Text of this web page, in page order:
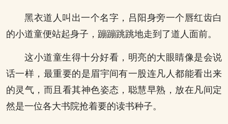
黑衣道人叫出一个名字，吕阳身旁一个唇红齿白
的小道童便站起身子，蹦蹦跳跳地走到了道人面前。
这小道童生得十分好看，明亮的大眼睛像是会说
话一样，最重要的是眉宇间有一股连凡人都能看出来
的灵气，而且看其神色姿态，聪慧早熟，放在凡间定
然是一位各大书院抢着要的读书种子。